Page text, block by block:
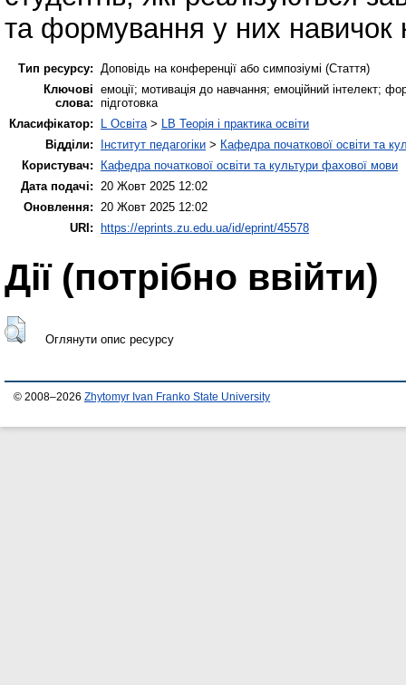
та формування у них навичок
Тип ресурсу:
Доповідь на конференції або симпозіумі (Стаття)
Ключові
слова:
емоції; мотивація до навчання; емоційний інтелект;
підготовка
Класифікатор:
L Освіта > LB Теорія і практика освіти
Відділи:
Інститут педагогіки > Кафедра початкової освіти та
Користувач:
Кафедра початкової освіти та культури фахової мови
Дата подачі:
20 Жовт 2025 12:02
Оновлення:
20 Жовт 2025 12:02
URI: https://eprints.zu.edu.ua/id/eprint/45578
Дії ​​(потрібно ввійти)
Оглянути опис ресурсу
© 2008–2026 Zhytomyr Ivan Franko State University